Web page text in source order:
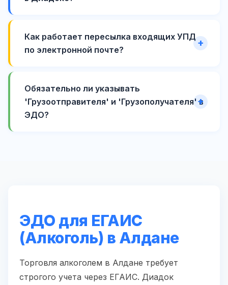
Как работает пересылка входящих УПД
по электронной почте?
Обязательно ли указывать
'Грузоотправителя' и 'Грузополучателя' в
ЭДО?
ЭДО для ЕГАИС
(Алкоголь) в Алдане
Торговля алкоголем в Алдане требует
строгого учета через ЕГАИС. Диадок